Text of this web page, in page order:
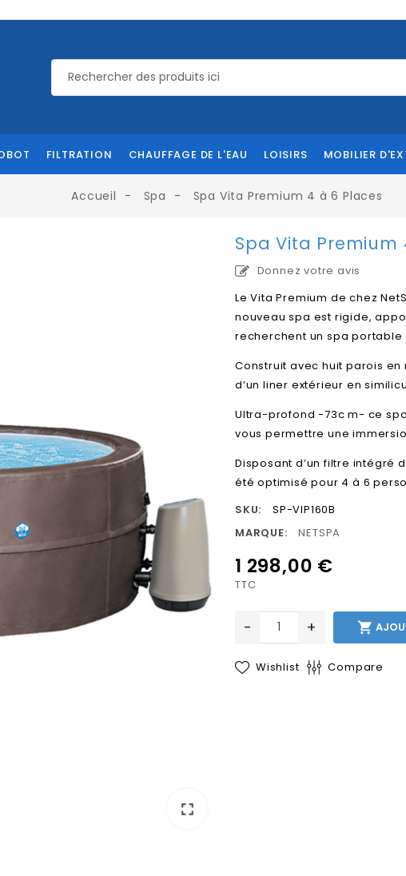
FILTRATION CHAUFFAGE DE L'EAU LOISIRS MOBILIER
Accueil Spa Spa Vita Premium 4 à 6 Places
fullscreen
Spa Vita Premium
Donnez votre avis
Le Vita Premium de chez
nouveau spa est rigide,
recherchent un spa
Construit avec huit parois
d’un liner extérieur en
Ultra-profond -73c m- ce
vous permettre une
Disposant d’un filtre intégré
été optimisé pour 4 à 6
SKU:
SP-VIP160B
MARQUE:
NETSPA
1 298,00 €
TTC
- + 
Wishlist Compare